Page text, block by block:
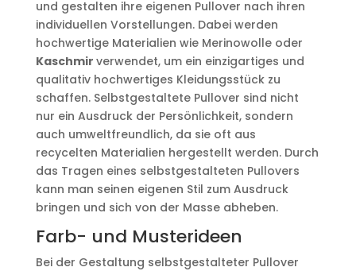
und gestalten ihre eigenen Pullover nach ihren
individuellen Vorstellungen. Dabei werden
hochwertige Materialien wie Merinowolle oder
Kaschmir verwendet, um ein einzigartiges und
qualitativ hochwertiges Kleidungsstück zu
schaffen. Selbstgestaltete Pullover sind nicht
nur ein Ausdruck der Persönlichkeit, sondern
auch umweltfreundlich, da sie oft aus
recycelten Materialien hergestellt werden. Durch
das Tragen eines selbstgestalteten Pullovers
kann man seinen eigenen Stil zum Ausdruck
bringen und sich von der Masse abheben.
Farb- und Musterideen
Bei der Gestaltung selbstgestalteter Pullover